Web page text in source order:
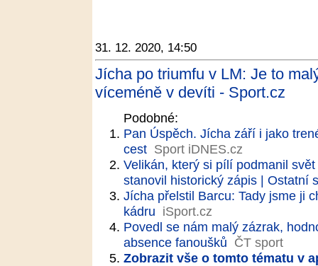
31. 12. 2020, 14:50
Jícha po triumfu v LM: Je to
víceméně v devíti - Sport.cz
Podobné:
Pan Úspěch. Jícha září i jako
cest Sport iDNES.cz
Velikán, který si pílí podmanil
stanovil historický zápis | Ostatní
Jícha přelstil Barcu: Tady jsme ji
kádru iSport.cz
Povedl se nám malý zázrak,
absence fanoušků ČT sport
Zobrazit vše o tomto tématu v